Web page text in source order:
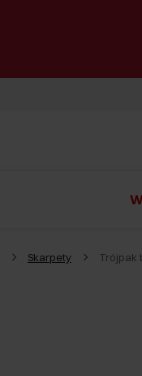
Skarpety Trójpak